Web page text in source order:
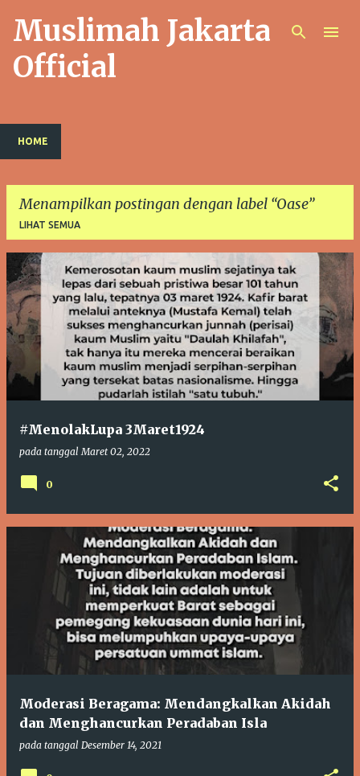
Langsung ke konten utama
Muslimah Jakarta
Official
HOME
Menampilkan postingan dengan label Oase
LIHAT SEMUA
P
o
s
t
#MenolakLupa 3Maret1924
pada tanggalMaret 02, 2022
0
Moderasi Beragama: Mendangkalkan Akidah
dan Menghancurkan Peradaban Isla
pada tanggal Desember 14, 2021